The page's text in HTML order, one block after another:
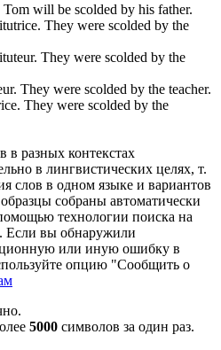
Tom will be scolded by his father.
They were scolded by the
They were scolded by the
They were scolded by the teacher.
They were scolded by the
в разных контекстах
в лингвистических целях, т.
слов в одном языке и вариантов
собраны автоматически
технологии поиска на
Если вы обнаружили
или иную ошибку в
опцию "Сообщить о
5000 символов за один раз.